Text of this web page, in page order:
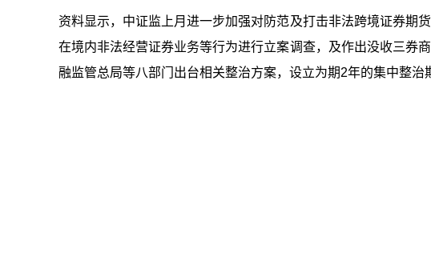
资料显示，中证监上月进一步加强对防范及打击非法跨境证券期
在境内非法经营证券业务等行为进行立案调查，及作出没收三券
融监管总局等八部门出台相关整治方案，设立为期2年的集中整治